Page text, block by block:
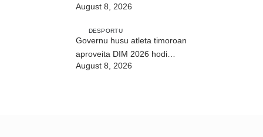
42Km
August 8, 2026
DESPORTU
Governu husu atleta timoroan
aproveita DIM 2026 hodi
dezenvolve kapasidade
August 8, 2026